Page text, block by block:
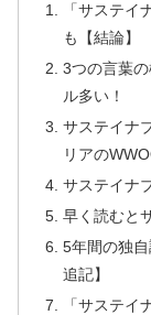
「サステ
も【結論】
3つの言葉
ル多い！
サステイナ
リアの
サステイナ
早く読むと
5年間の独
追記】
「サステイ